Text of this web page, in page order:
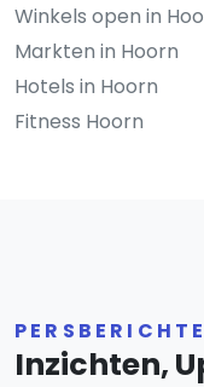
Winkels open in
Markten in Hoorn
Hotels in Hoorn
Fitness Hoorn
Inzichten,